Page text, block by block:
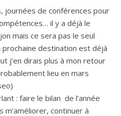
journées de conférences pour
il y a déjà le
mais ce sera pas le seul
destination est déjà
j’en dirais plus à mon retour
lieu en mars
: faire le bilan de l’année
continuer à